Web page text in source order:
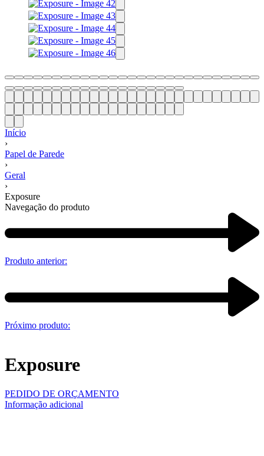
Início
›
Papel de Parede
›
Geral
›
Exposure
Navegação do produto
Produto anterior:
Próximo produto:
Exposure
PEDIDO DE ORÇAMENTO
Informação adicional